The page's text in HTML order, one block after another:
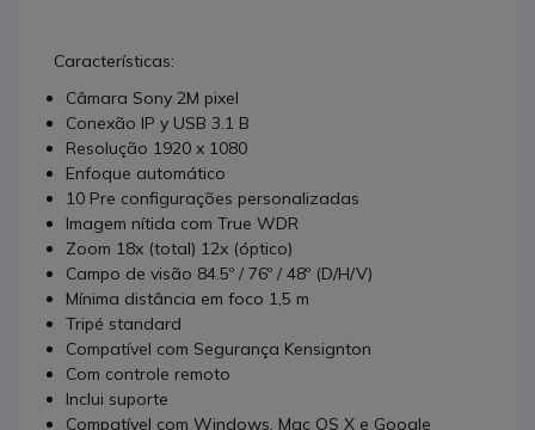
Características:
Câmara Sony 2M pixel
Conexão IP y USB 3.1 B
Resolução 1920 x 1080
Enfoque automático
10 Pre configurações personalizadas
Imagem nítida com True WDR
Zoom 18x (total) 12x (óptico)
Campo de visão 84.5º / 76º / 48º (D/H/V)
Mínima distância em foco 1,5 m
Tripé standard
Compatível com Segurança Kensignton
Com controle remoto
Inclui suporte
Compatível com Windows, Mac OS X e Google